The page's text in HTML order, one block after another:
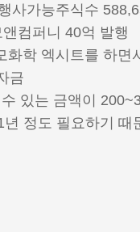
사가능주식수
컴퍼니 40억 발행
화학 엑시트를 하면
금
있는 금액이
정도 필요하기 때